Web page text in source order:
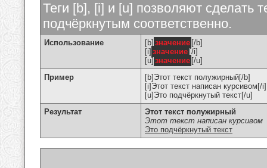
Теги [b], [i] и [u] позволяют сделать
подчёркнутым соответственно.
Использование [b] значение [/b]
[i] значение [/i]
[u] значение [/u]
Пример
[b]Этот текст полужирный[/b]
[i]Этот текст написан курсивом[/i]
[u]Это подчёркнутый текст[/u]
Результат
Этот текст полужирный
Этот текст написан курсивом
Это подчёркнутый текст